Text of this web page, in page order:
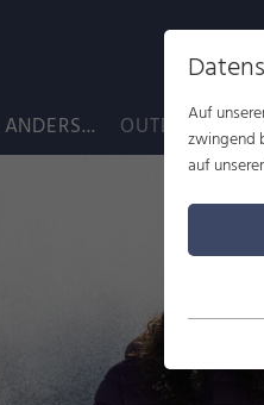
OUTDOOR
Auf
zwingend
auf